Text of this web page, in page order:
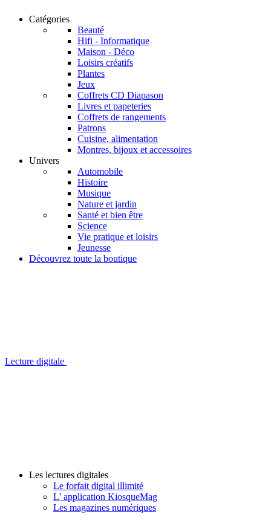
Catégories
Beauté
Hifi - Informatique
Maison - Déco
Loisirs créatifs
Plantes
Jeux
Coffrets CD Diapason
Livres et papeteries
Coffrets de rangements
Patrons
Cuisine, alimentation
Montres, bijoux et accessoires
Univers
Automobile
Histoire
Musique
Nature et jardin
Santé et bien être
Science
Vie pratique et loisirs
Jeunesse
Découvrez toute la boutique
Lecture digitale
Les lectures digitales
Le forfait digital illimité
L' application KiosqueMag
Les magazines numériques